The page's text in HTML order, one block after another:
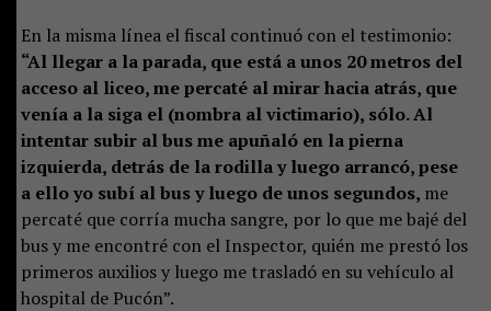
En la misma línea el fiscal continuó con el testimonio:
“Al llegar a la parada, que está a unos 20 metros del
acceso al liceo, me percaté al mirar hacia atrás, que
venía a la siga el (nombra al victimario), sólo. Al
intentar subir al bus me apuñaló en la pierna
izquierda, detrás de la rodilla y luego arrancó, pese
a ello yo subí al bus y luego de unos segundos, me
percaté que corría mucha sangre, por lo que me bajé del
bus y me encontré con el Inspector, quién me prestó los
primeros auxilios y luego me trasladó en su vehículo al
hospital de Pucón”.